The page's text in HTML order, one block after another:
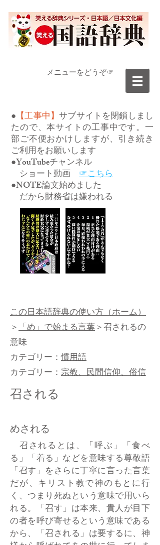
​メニューをどうぞ☞
● 【工事中】サブサイトを閉鎖しまし
たので、本サイトの工事中です。一
部ご不便おかけしますが、引き続き
ご利用をお願いします
●YouTubeチャンネル
ショート動画 ☞こちら
●NOTE論文始めました
だから財務省は嫌われる
この日本語辞典の使い方（ホーム）
＞「め」で始まる言葉＞召されるの
意味
カテゴリー：慣用語
カテゴリー： 宗教、民間信仰、俗信
召される
めされる
召されるとは、「呼ぶ」「食べ
る」「着る」などを意味する尊敬語
「召す」をさらに丁寧に言った言葉
だが、キリスト教で神のもとに行
く、つまり死ぬという意味で用いら
れる。「召す」は本来、貴人が目下
の者を呼び寄せるという意味である
から、「召される」は要するに、神